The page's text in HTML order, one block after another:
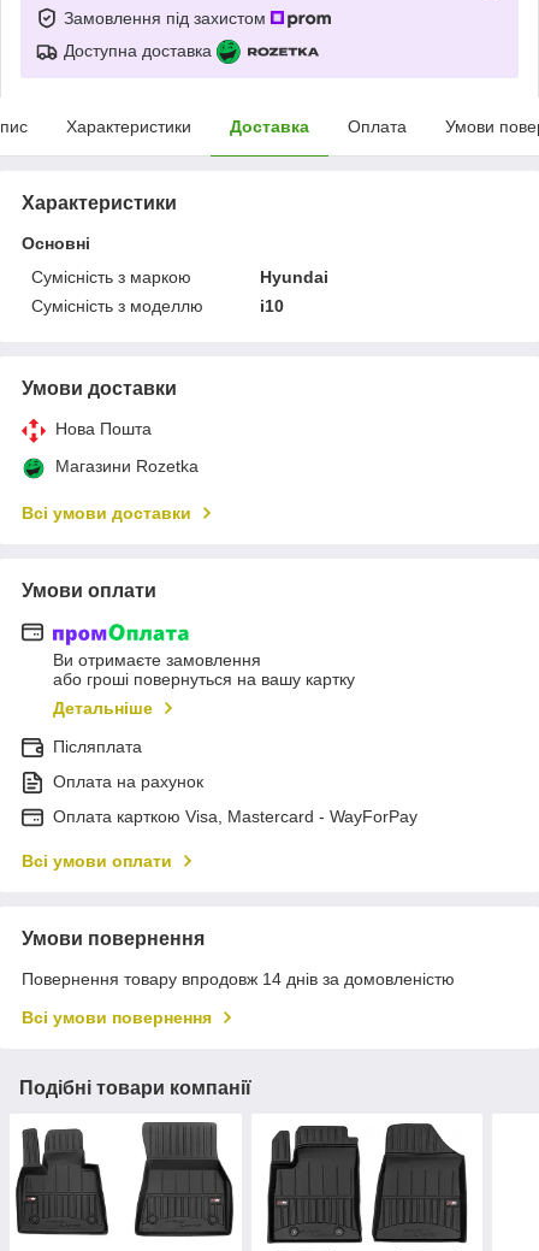
Замовлення під захистом
Доступна доставка
Характеристики Доставка Оплата Умови
Характеристики
Основні
Сумісність з маркою
Hyundai
Сумісність з моделлю
i10
Умови доставки
Нова Пошта
Магазини Rozetka
Всі умови доставки
Умови оплати
Ви отримаєте замовлення
або гроші повернуться на вашу картку
Детальніше
Післяплата
Оплата на рахунок
Оплата карткою Visa, Mastercard - WayForPay
Всі умови оплати
Умови повернення
Повернення товару впродовж 14 днів за домовленістю
Всі умови повернення
Подібні товари компанії